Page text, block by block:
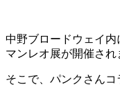
中野ブロードウェイ
マンレオ展が開催され
そこで、パンクさんコ